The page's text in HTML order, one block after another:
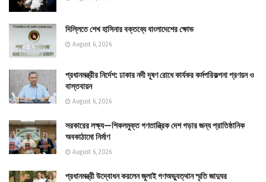
দিল্লিতে শেখ হাসিনার বক্তব্যে বাংলাদেশের ক্ষোভ
August 6, 2026
প্রধানমন্ত্রীর নির্দেশ: ঢাকার নদী দূষণ রোধে কার্যকর কর্মপরিকল্পনা প্রণয়ন ও
বাস্তবায়ন
August 6, 2026
সরকারের লক্ষ্য—শিকলমুক্ত গণতান্ত্রিক দেশ গড়ার জন্য প্রাতিষ্ঠানিক
অবকাঠামো নির্মাণ
August 6, 2026
প্রধানমন্ত্রী উদ্বোধন করলেন জুলাই গণঅভ্যুত্থান স্মৃতি জাদুঘর